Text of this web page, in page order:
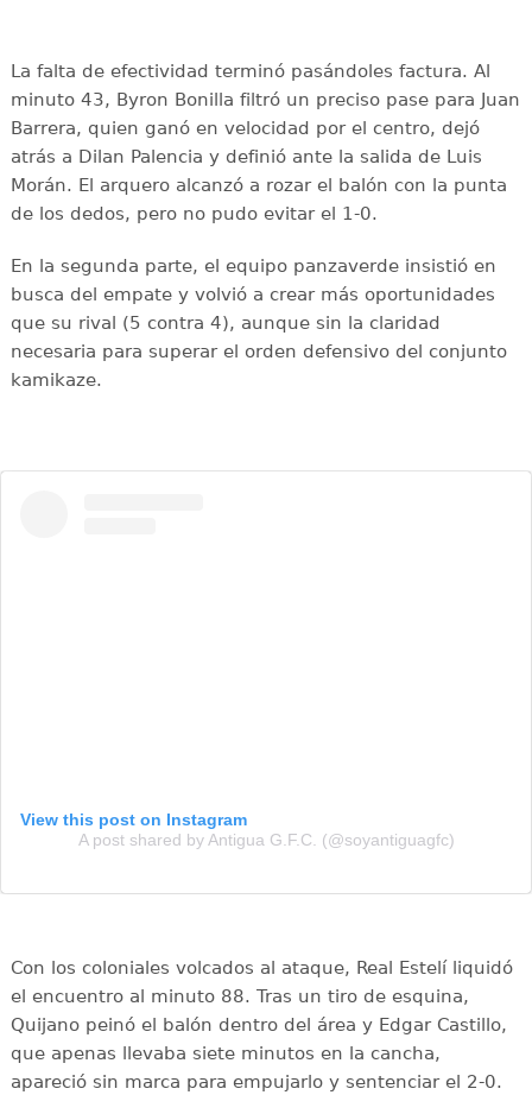
La falta de efectividad terminó pasándoles factura. Al
minuto 43, Byron Bonilla filtró un preciso pase para Juan
Barrera, quien ganó en velocidad por el centro, dejó
atrás a Dilan Palencia y definió ante la salida de Luis
Morán. El arquero alcanzó a rozar el balón con la punta
de los dedos, pero no pudo evitar el 1-0.
En la segunda parte, el equipo panzaverde insistió en
busca del empate y volvió a crear más oportunidades
que su rival (5 contra 4), aunque sin la claridad
necesaria para superar el orden defensivo del conjunto
kamikaze.
View this post on Instagram
A post shared by Antigua G.F.C. (@soyantiguagfc)
Con los coloniales volcados al ataque, Real Estelí liquidó
el encuentro al minuto 88. Tras un tiro de esquina,
Quijano peinó el balón dentro del área y Edgar Castillo,
que apenas llevaba siete minutos en la cancha,
apareció sin marca para empujarlo y sentenciar el 2-0.